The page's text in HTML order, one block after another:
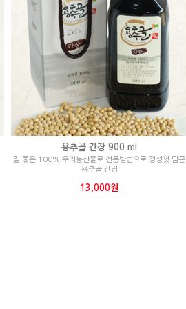
용추골 간장 900 ml
질 좋은 100% 우리농산물로 전통방법으로 정성껏 담근
용추골 간장
13,000원